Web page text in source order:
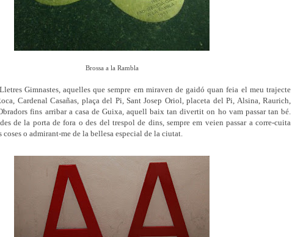
Brossa a la Rambla
Gimnastes, aquelles que sempre em miraven de gaidó quan feia el meu trajecte
Cardenal Casañas, plaça del Pi, Sant Josep Oriol, placeta del Pi, Alsina, Raurich,
fins arribar a casa de Guixa, aquell baix tan divertit on ho vam passar tan bé.
de la porta de fora o des del trespol de dins, sempre em veien passar a corre-cuita
coses o admirant-me de la bellesa especial de la ciutat.